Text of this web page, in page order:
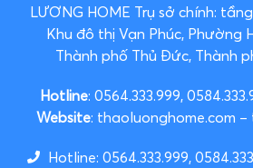
LƯƠNG HOME Trụ sở chính:
Khu đô thị Vạn Phúc, Phường
Thành phố Thủ Đức, Thành
Hotline: 0564.333.999,
Website: thaoluonghome.com –
Hotline: 0564.333.999,